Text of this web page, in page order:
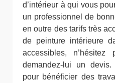
d’intérieur à qui vous
un professionnel de
en outre des tarifs très
de peinture intérieure
accessibles,
demandez-lui un
pour bénéficier des